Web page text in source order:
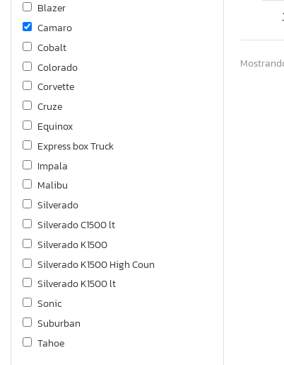
Blazer
Camaro
Cobalt
Colorado
Corvette
Cruze
Equinox
Express box Truck
Impala
Malibu
Silverado
Silverado C1500 lt
Silverado K1500
Silverado K1500 High Coun
Silverado K1500 lt
Sonic
Suburban
Tahoe